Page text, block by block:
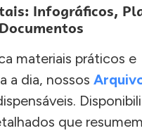
Infográficos,
materiais práticos e
a dia, nossos
que resumem